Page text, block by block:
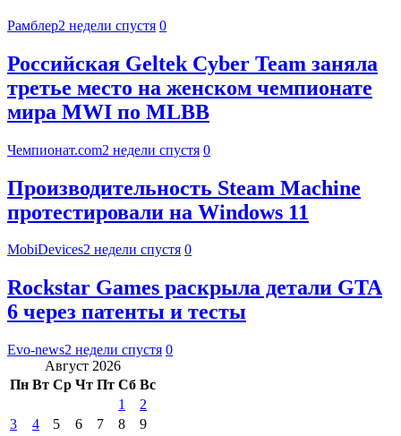
Рамблер2 недели спустя 0
Российская Geltek Cyber Team заняла
третье место на женском чемпионате
мира MWI по MLBB
Чемпионат.com2 недели спустя 0
Производительность Steam Machine
протестировали на Windows 11
MobiDevices2 недели спустя 0
Rockstar Games раскрыла детали GTA
6 через патенты и тесты
Evo-news2 недели спустя 0
Август 2026
Пн Вт Ср Чт Пт Сб Вс
1
2
3
4 5 6 7 8 9